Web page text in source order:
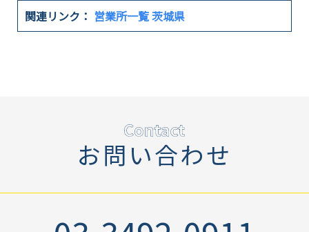
関連リンク： 営業所一覧 茨城県
お問い合わせ